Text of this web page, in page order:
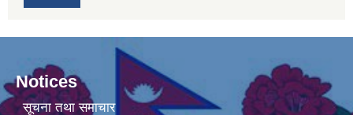
Notices
सूचना तथा समाचार